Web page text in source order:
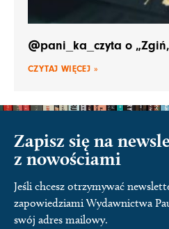
@pani_ka_czyta o
CZYTAJ WIĘCEJ »
Zapisz się na
z nowościami
Jeśli chcesz otrzymywać
zapowiedziami Wydawnictwa
swój adres mailowy.